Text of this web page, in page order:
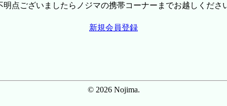
点ございましたらノジマの携帯コーナーまでお越しくださ
新規会員登録
© 2026 Nojima.